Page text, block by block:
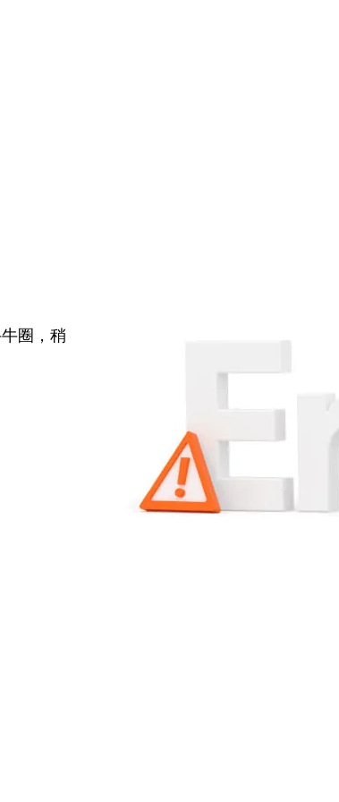
圈，稍